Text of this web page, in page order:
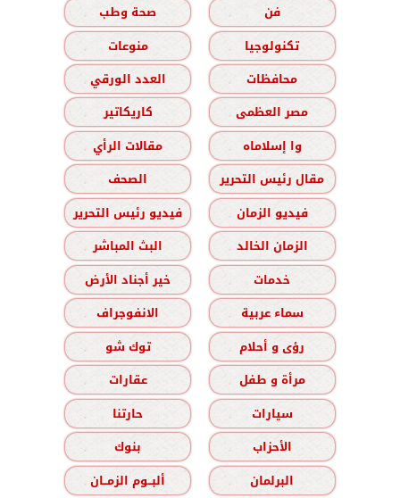
فن
صحة وطب
تكنولوجيا
منوعات
محافظات
العدد الورقي
مصر العظمى
كاريكاتير
وا إسلاماه
مقالات الرأي
مقال رئيس التحرير
الصحف
فيديو الزمان
فيديو رئيس التحرير
الزمان الخالد
البث المباشر
خدمات
خير أجناد الأرض
سماء عربية
الانفوجراف
رؤى و أحلام
توك شو
مرأة و طفل
عقارات
سيارات
حارتنا
الأحزاب
بنوك
البرلمان
ألبــوم الزمــان